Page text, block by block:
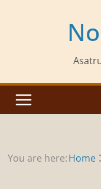
You are here:Home